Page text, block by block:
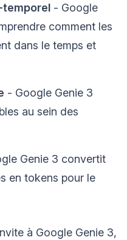
temporel - Google
comment les
dans le temps et
- Google Genie 3
au sein des
Genie 3 convertit
en tokens pour le
à Google Genie 3,